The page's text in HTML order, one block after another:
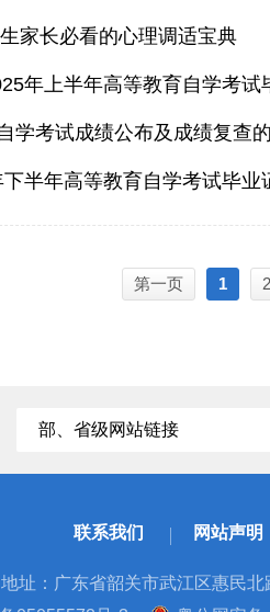
家长必看的心理调适宝典
年上半年高等教育自学考试
学考试成绩公布及成绩复查
半年高等教育自学考试毕业
第一页 1 2
部、省级网站链接
联系我们 网站声明
地址：广东省韶关市武江区惠民北